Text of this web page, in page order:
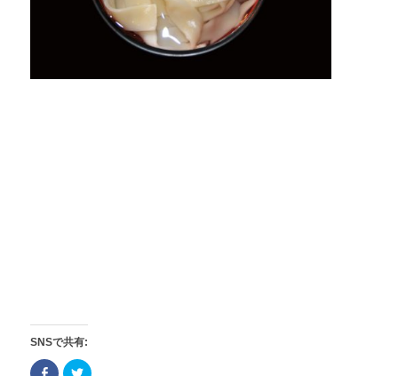
SNSで共有:
Click Click